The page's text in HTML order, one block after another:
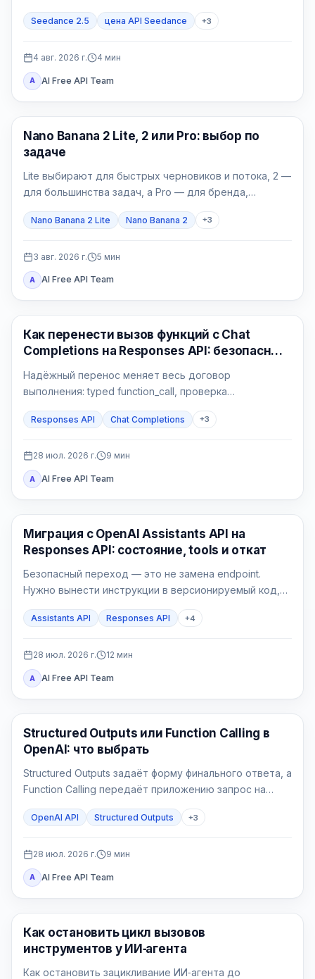
Seedance 2.5 цена API Seedance +3
4 авг. 2026 г. 4 мин
A AI Free API Team
Модели генерации изображений
Nano Banana 2 Lite, 2 или Pro: выбор по
задаче
Lite выбирают для быстрых черновиков и потока, 2 —
для большинства задач, а Pro — для бренда,
Nano Banana 2 Lite Nano Banana 2 +3
3 авг. 2026 г. 5 мин
A AI Free API Team
API Гайды
Как перенести вызов функций с Chat
Completions на Responses API: безопасный
Надёжный перенос меняет весь договор
выполнения: typed function_call, проверка
function_call_output с тем же call_id и проверяемый
Responses API Chat Completions +3
28 июл. 2026 г. 9 мин
A AI Free API Team
API Гайды
Миграция с OpenAI Assistants API на
Responses API: состояние, tools и откат
Безопасный переход — это не замена endpoint.
Нужно вынести инструкции в версионируемый код,
выбрать владельца состояния, реализовать явный
цикл tools, проверить File Search и перевести новые
Assistants API Responses API +4
28 июл. 2026 г. 12 мин
A AI Free API Team
API Гайды
Structured Outputs или Function Calling в
OpenAI: что выбрать
Structured Outputs задаёт форму финального ответа, а
Function Calling передаёт приложению запрос на
Schema, а тем, должен ли backend прочитать или
OpenAI API Structured Outputs +3
28 июл. 2026 г. 9 мин
A AI Free API Team
AI API
Как остановить цикл вызовов
инструментов у ИИ‑агента
Как остановить зацикливание ИИ‑агента до